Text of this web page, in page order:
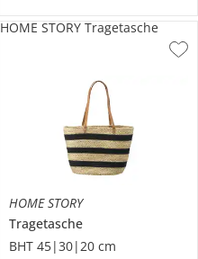
HOME STORY
Tragetasche
BHT 45|30|20 cm
HOME STORY Tragetasche